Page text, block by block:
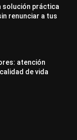
solución práctica
renunciar a tus
atención
de vida